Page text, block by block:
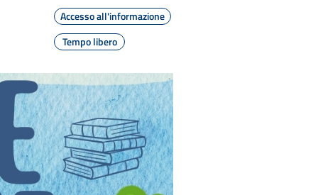
Accesso all'informazione
Tempo libero